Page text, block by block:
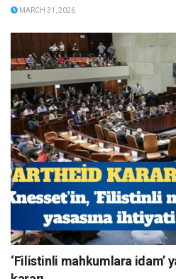
MARCH 31, 2026
‘Filistinli mahkumlara idam’